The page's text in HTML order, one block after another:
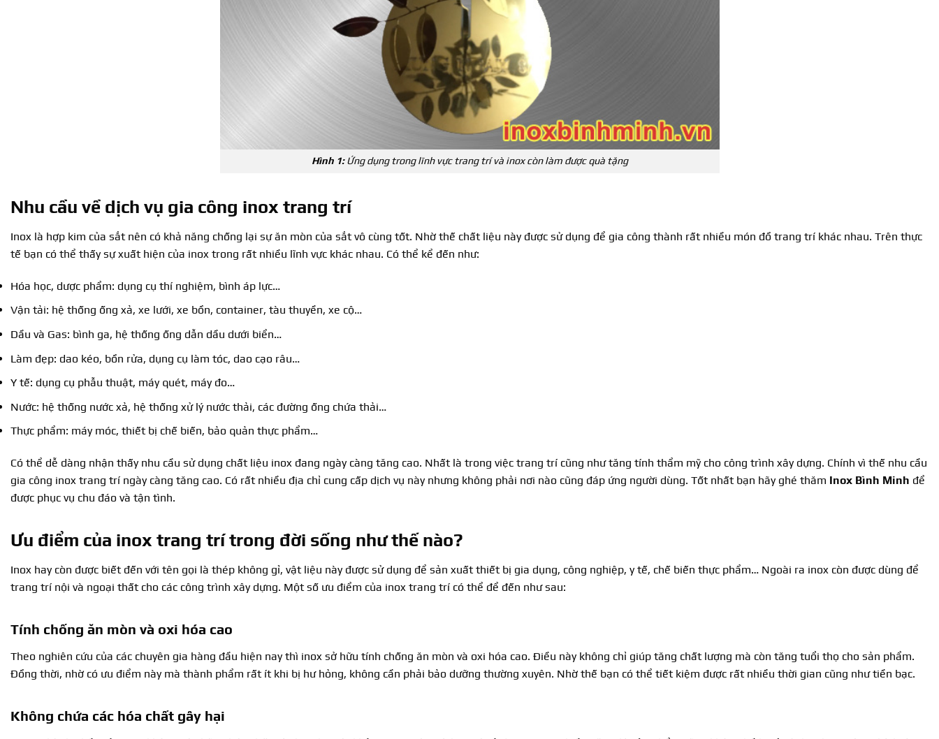
Hình 1:Ứng dụng trong lĩnh vực trang trí và inox còn làm được quà tặng
Nhu cầu về dịch vụ gia công inox trang trí
Inox là hợp kim của sắt nên có khả năng chống lại sự ăn mòn của sắt vô cùng tốt. Nhờ thế chất liệu này được sử dụng để gia công thành rất nhiều món đồ trang trí khác nhau. Trên thực
tế bạn có thể thấy sự xuất hiện của inox trong rất nhiều lĩnh vực khác nhau. Có thể kể đến như:
Hóa học, dược phẩm: dụng cụ thí nghiệm, bình áp lực…
Vận tải: hệ thống ống xả, xe lưới, xe bồn, container, tàu thuyền, xe cộ…
Dầu và Gas: bình ga, hệ thống ống dẫn dầu dưới biển…
Làm đẹp: dao kéo, bồn rửa, dụng cụ làm tóc, dao cạo râu…
Y tế: dụng cụ phẫu thuật, máy quét, máy đo…
Nước: hệ thống nước xả, hệ thống xử lý nước thải, các đường ống chứa thải…
Thực phẩm: máy móc, thiết bị chế biến, bảo quản thực phẩm…
Có thể dễ dàng nhận thấy nhu cầu sử dụng chất liệu inox đang ngày càng tăng cao. Nhất là trong việc trang trí cũng như tăng tính thẩm mỹ cho công trình xây dựng. Chính vì thế nhu cầu
gia công inox trang trí ngày càng tăng cao. Có rất nhiều địa chỉ cung cấp dịch vụ này nhưng không phải nơi nào cũng đáp ứng người dùng. Tốt nhất bạn hãy ghé thăm Inox Bình Minh để
được phục vụ chu đáo và tận tình.
Ưu điểm của inox trang trítrong đời sống như thế nào?
Inox hay còn được biết đến với tên gọi là thép không gỉ, vật liệu này được sử dụng để sản xuất thiết bị gia dụng, công nghiệp, y tế, chế biến thực phẩm… Ngoài ra inox còn được dùng để
trang trí nội và ngoại thất cho các công trình xây dựng. Một số ưu điểm của inox trang trí có thể để đến như sau:
Tính chống ăn mòn và oxi hóa cao
Theo nghiên cứu của các chuyên gia hàng đầu hiện nay thì inox sở hữu tính chống ăn mòn và oxi hóa cao. Điều này không chỉ giúp tăng chất lượng mà còn tăng tuổi thọ cho sản phẩm.
Đồng thời, nhờ có ưu điểm này mà thành phẩm rất ít khi bị hư hỏng, không cần phải bảo dưỡng thường xuyên. Nhờ thế bạn có thể tiết kiệm được rất nhiều thời gian cũng như tiền bạc.
Không chứa các hóa chất gây hại